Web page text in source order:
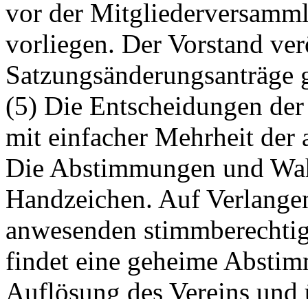
vor der
vorliegen. Der Vorstand
(5) Die Entscheidungen
mit einfacher Mehrheit der
Die Abstimmungen und
Handzeichen. Auf
anwesenden
findet eine geheime
Auflösung des Vereins